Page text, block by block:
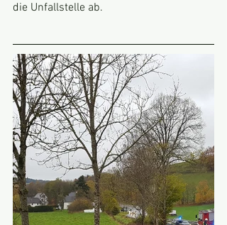
die Unfallstelle ab.